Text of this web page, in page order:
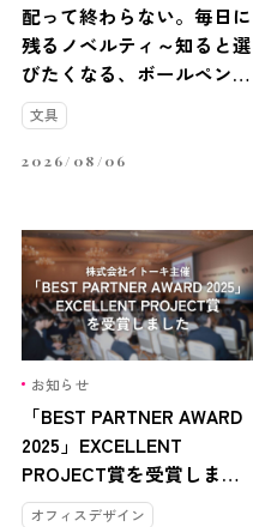
配って終わらない。毎日に
残るノベルティ～知ると選
びたくなる、ボールペン開
発秘話～
文具
2026/08/06
お知らせ
「BEST PARTNER AWARD
2025」EXCELLENT
PROJECT賞を受賞しまし
たオフィスデザイン